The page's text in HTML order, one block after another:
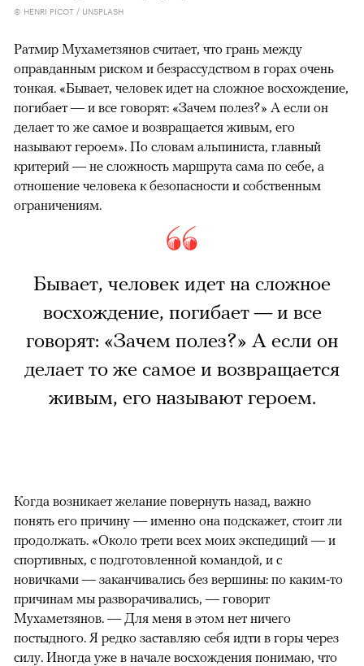
© HENRI PICOT / UNSPLASH
Ратмир Мухаметзянов считает, что грань между
оправданным риском и безрассудством в горах очень
тонкая. «Бывает, человек идет на сложное восхождение,
погибает — и все говорят: «Зачем полез?» А если он
делает то же самое и возвращается живым, его
называют героем». По словам альпиниста, главный
критерий — не сложность маршрута сама по себе, а
отношение человека к безопасности и собственным
ограничениям.
Бывает, человек идет на сложное
восхождение, погибает — и все
говорят: «Зачем полез?» А если он
делает то же самое и возвращается
живым, его называют героем.
Когда возникает желание повернуть назад, важно
понять его причину — именно она подскажет, стоит ли
продолжать. «Около трети всех моих экспедиций — и
спортивных, с подготовленной командой, и с
новичками — заканчивались без вершины: по каким-то
причинам мы разворачивались, — говорит
Мухаметзянов. — Для меня в этом нет ничего
постыдного. Я редко заставляю себя идти в горы через
силу. Иногда уже в начале восхождения понимаю, что